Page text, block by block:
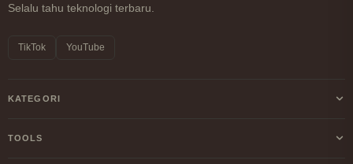
Selalu tahu teknologi terbaru.
TikTok YouTube
KATEGORI
Android
TOOLS